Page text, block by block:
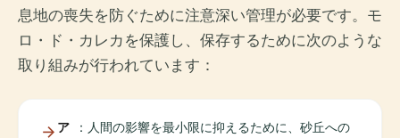
息地の喪失を防ぐために注意深い管理が必要です。モ
ロ・ド・カレカを保護し、保存するために次のような
取り組みが行われています：
ア
：人間の影響を最小限に抑えるために、砂丘への